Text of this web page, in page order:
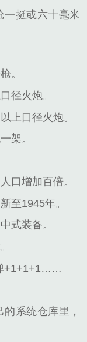
一挺或六十毫米
。
径火炮。
上口径火炮。
架。
口增加百倍。
至1945年。
式装备。
+1+1+1……
系统仓库里，